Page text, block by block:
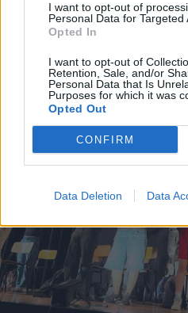
I want to opt-out of
Personal Data for Targeted
Opted In
I want to opt-out of
Retention, Sale, and/or
Personal Data that Is
Purposes for which it was
Opted Out
CONFIRM
Data Deletion Data
Oltre mille
festeggiamenti
Gruppo Sportivo